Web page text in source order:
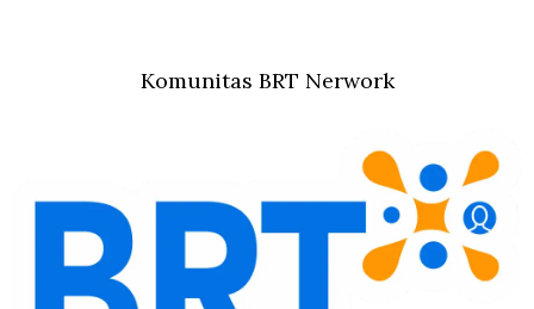
Komunitas BRT Nerwork